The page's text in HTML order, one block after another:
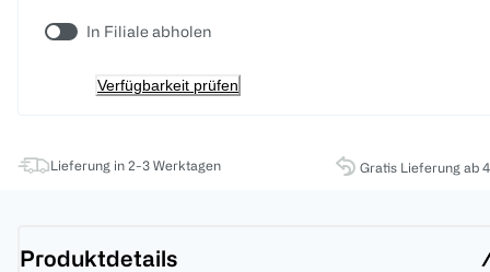
In Filiale abholen
Verfügbarkeit prüfen
Lieferung in 2-3 Werktagen Gratis Lieferung ab
Produktdetails